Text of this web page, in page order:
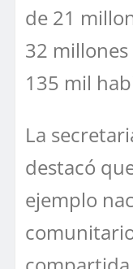
de 21
32
135 mil
La
destacó
ejemplo